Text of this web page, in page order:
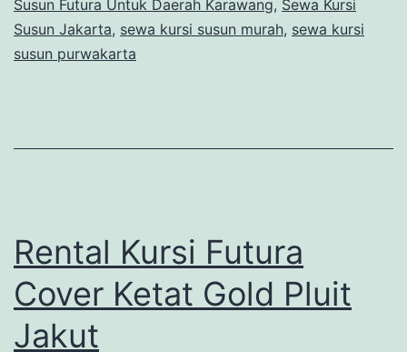
Susun Futura Untuk Daerah Karawang, Sewa Kursi
Susun Jakarta, sewa kursi susun murah, sewa kursi
susun purwakarta
Rental Kursi Futura
Cover Ketat Gold Pluit
Jakut